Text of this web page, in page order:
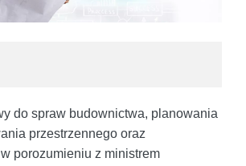
do spraw budownictwa, planowania
przestrzennego oraz
porozumieniu z ministrem